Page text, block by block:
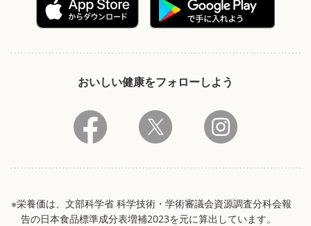
おいしい健康をフォローしよう
※栄養価は、文部科学省 科学技術・学術審議会資源調査分科会報
告の日本食品標準成分表増補2023を元に算出しています。